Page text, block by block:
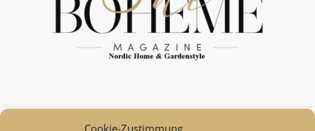
Cookie-Zustimmung